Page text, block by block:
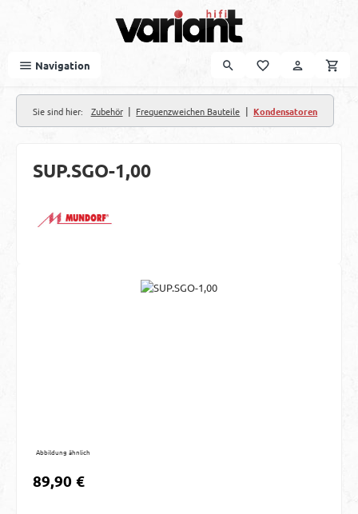
Navigation
Sie sind hier: Zubehör | Frequenzweichen Bauteile | Kondensatoren
SUP.SGO-1,00
Bildergalerie überspringen
Abbildung ähnlich
Regulärer Preis:
89,90 €